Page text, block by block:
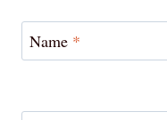
Name *